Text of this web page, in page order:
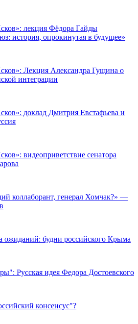
лекция Фёдора Гайды
история, опрокинутая в будущее»
Лекция Александра Гущина о
интеграции
доклад Дмитрия Евстафьева и
видеоприветствие сенатора
коллаборант, генерал Хомчак?» —
ожиданий: будни российского Крыма
Русская идея Федора Достоевского
консенсус"?